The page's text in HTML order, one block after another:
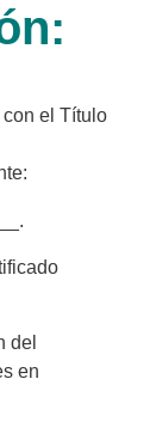
el Título
del
en